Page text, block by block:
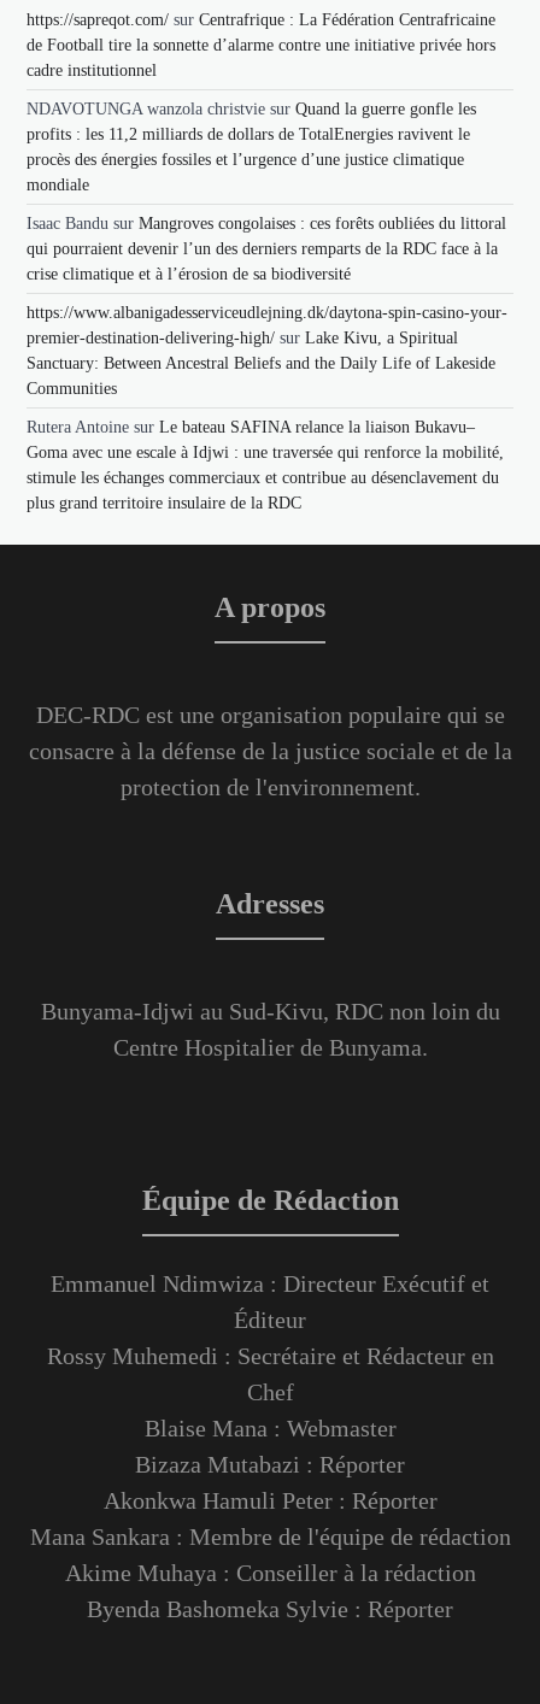
https://sapreqot.com/ surCentrafrique : La Fédération Centrafricaine
de Football tire la sonnette d’alarme contre une initiative privée hors
cadre institutionnel
NDAVOTUNGA wanzola christvie surQuand la guerre gonfle les
profits : les 11,2 milliards de dollars de TotalEnergies ravivent le
procès des énergies fossiles et l’urgence d’une justice climatique
mondiale
Isaac Bandu surMangroves congolaises : ces forêts oubliées du littoral
qui pourraient devenir l’un des derniers remparts de la RDC face à la
crise climatique et à l’érosion de sa biodiversité
https://www.albanigadesserviceudlejning.dk/daytona-spin-casino-your-
premier-destination-delivering-high/ surLake Kivu, a Spiritual
Sanctuary: Between Ancestral Beliefs and the Daily Life of Lakeside
Communities
Rutera Antoine surLe bateau SAFINA relance la liaison Bukavu–
Goma avec une escale à Idjwi : une traversée qui renforce la mobilité,
stimule les échanges commerciaux et contribue au désenclavement du
plus grand territoire insulaire de la RDC
A propos
DEC-RDC est une organisation populaire qui se
consacre à la défense de la justice sociale et de la
protection de l'environnement.
Adresses
Bunyama-Idjwi au Sud-Kivu, RDC non loin du
Centre Hospitalier de Bunyama.
Équipe de Rédaction
Emmanuel Ndimwiza : Directeur Exécutif et
Éditeur
Rossy Muhemedi : Secrétaire et Rédacteur en
Chef
Blaise Mana : Webmaster
Bizaza Mutabazi : Réporter
Akonkwa Hamuli Peter : Réporter
Mana Sankara : Membre de l'équipe de rédaction
Akime Muhaya : Conseiller à la rédaction
Byenda Bashomeka Sylvie : Réporter